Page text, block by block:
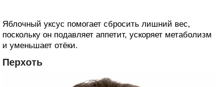
Яблочный уксус помогает сбросить лишний вес,
поскольку он подавляет аппетит, ускоряет метаболизм
и уменьшает отёки.
Перхоть